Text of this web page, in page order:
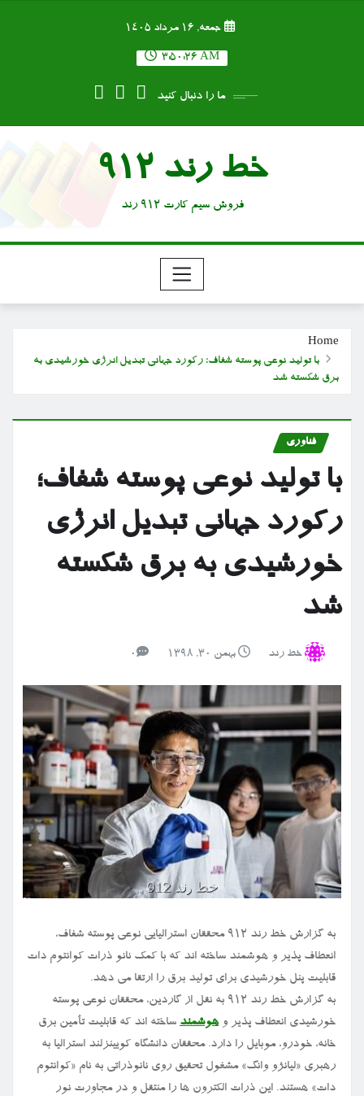
جمعه, ۱۶ مرداد ۱۴۰۵
3:50:27 AM
ما را دنبال کنید
خط رند 912
فروش سیم کارت 912 رند
Home
با تولید نوعی پوسته شفاف؛ رکورد جهانی تبدیل انرژی خورشیدی به
برق شکسته شد
فناوری
با تولید نوعی پوسته شفاف؛
رکورد جهانی تبدیل انرژی
خورشیدی به برق شکسته
شد
خط رند بهمن ۳۰, ۱۳۹۸ 0
به گزارش خط رند ۹۱۲ محققان استرالیایی نوعی پوسته شفاف،
انعطاف پذیر و هوشمند ساخته اند که با کمک نانو ذرات کوانتوم دات
قابلیت پنل خورشیدی برای تولید برق را ارتقا می دهد.
به گزارش خط رند ۹۱۲ به نقل از گاردین، محققان نوعی پوسته
خورشیدی انعطاف پذیر و هوشمند ساخته اند که قابلیت تأمین برق
خانه، خودرو، موبایل را دارد. محققان دانشگاه کویینزلند استرالیا به
رهبری «لیانژو وانگ» مشغول تحقیق روی نانوذراتی به نام «کوانتوم
دات» هستند. این ذرات الکترون ها را منتقل و در مجاورت نور